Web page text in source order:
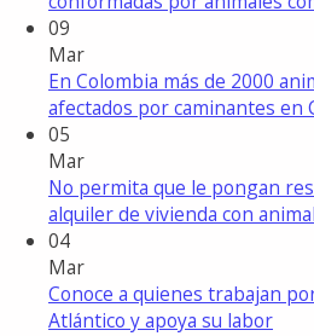
09
Mar
En Colombia más de 2000
afectados por caminantes en
05
Mar
No permita que le pongan
alquiler de vivienda con
04
Mar
Conoce a quienes trabajan
Atlántico y apoya su labor